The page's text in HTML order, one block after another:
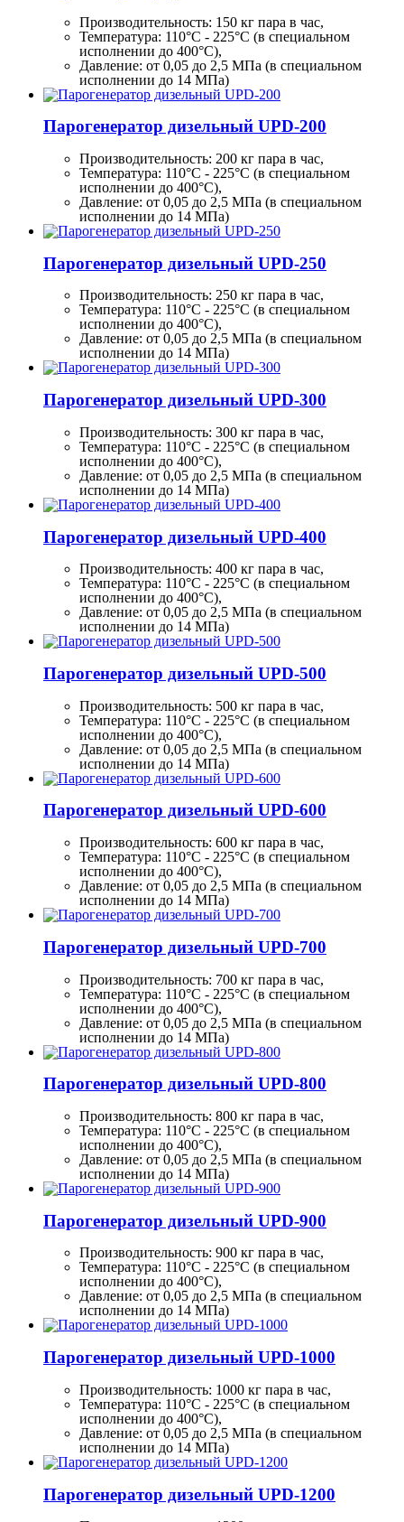
Производительность: 150 кг пара в час,
Температура: 110°C - 225°C (в специальном
исполнении до 400°C),
Давление: от 0,05 до 2,5 МПа (в специальном
исполнении до 14 МПа)
Парогенератор дизельный UPD-200
Производительность: 200 кг пара в час,
Температура: 110°C - 225°C (в специальном
исполнении до 400°C),
Давление: от 0,05 до 2,5 МПа (в специальном
исполнении до 14 МПа)
Парогенератор дизельный UPD-250
Производительность: 250 кг пара в час,
Температура: 110°C - 225°C (в специальном
исполнении до 400°C),
Давление: от 0,05 до 2,5 МПа (в специальном
исполнении до 14 МПа)
Парогенератор дизельный UPD-300
Производительность: 300 кг пара в час,
Температура: 110°C - 225°C (в специальном
исполнении до 400°C),
Давление: от 0,05 до 2,5 МПа (в специальном
исполнении до 14 МПа)
Парогенератор дизельный UPD-400
Производительность: 400 кг пара в час,
Температура: 110°C - 225°C (в специальном
исполнении до 400°C),
Давление: от 0,05 до 2,5 МПа (в специальном
исполнении до 14 МПа)
Парогенератор дизельный UPD-500
Производительность: 500 кг пара в час,
Температура: 110°C - 225°C (в специальном
исполнении до 400°C),
Давление: от 0,05 до 2,5 МПа (в специальном
исполнении до 14 МПа)
Парогенератор дизельный UPD-600
Производительность: 600 кг пара в час,
Температура: 110°C - 225°C (в специальном
исполнении до 400°C),
Давление: от 0,05 до 2,5 МПа (в специальном
исполнении до 14 МПа)
Парогенератор дизельный UPD-700
Производительность: 700 кг пара в час,
Температура: 110°C - 225°C (в специальном
исполнении до 400°C),
Давление: от 0,05 до 2,5 МПа (в специальном
исполнении до 14 МПа)
Парогенератор дизельный UPD-800
Производительность: 800 кг пара в час,
Температура: 110°C - 225°C (в специальном
исполнении до 400°C),
Давление: от 0,05 до 2,5 МПа (в специальном
исполнении до 14 МПа)
Парогенератор дизельный UPD-900
Производительность: 900 кг пара в час,
Температура: 110°C - 225°C (в специальном
исполнении до 400°C),
Давление: от 0,05 до 2,5 МПа (в специальном
исполнении до 14 МПа)
Парогенератор дизельный UPD-1000
Производительность: 1000 кг пара в час,
Температура: 110°C - 225°C (в специальном
исполнении до 400°C),
Давление: от 0,05 до 2,5 МПа (в специальном
исполнении до 14 МПа)
Парогенератор дизельный UPD-1200